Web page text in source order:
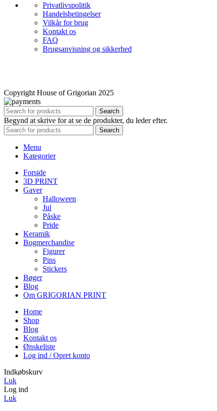
Privatlivspolitik
Handelsbetingelser
Vilkår for brug
Kontakt os
FAQ
Brugsanvisning og sikkerhed
Copyright House of Grigorian 2025
Search
Begynd at skrive for at se de produkter, du leder efter.
Search
Menu
Kategorier
Forside
3D PRINT
Gaver
Halloween
Jul
Påske
Pride
Keramik
Bogmerchandise
Figurer
Pins
Stickers
Bøger
Blog
Om GRIGORIAN PRINT
Home
Shop
Blog
Kontakt os
Ønskeliste
Log ind / Opret konto
Indkøbskurv
Luk
Log ind
Luk